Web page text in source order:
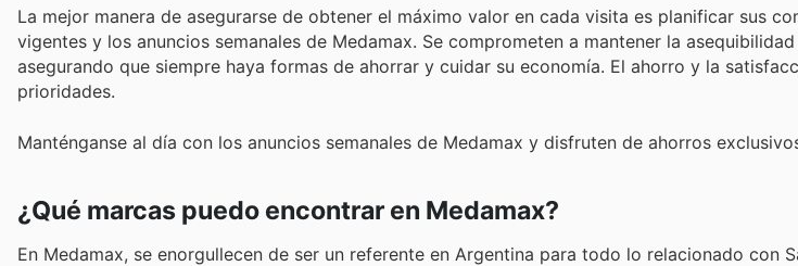
La mejor manera de asegurarse de obtener el máximo valor en cada visita es planificar sus
vigentes y los anuncios semanales de Medamax. Se comprometen a mantener la
asegurando que siempre haya formas de ahorrar y cuidar su economía. El ahorro y la
prioridades.
Manténganse al día con los anuncios semanales de Medamax y disfruten de ahorros
¿Qué marcas puedo encontrar en Medamax?
En Medamax, se enorgullecen de ser un referente en Argentina para todo lo relacionado con